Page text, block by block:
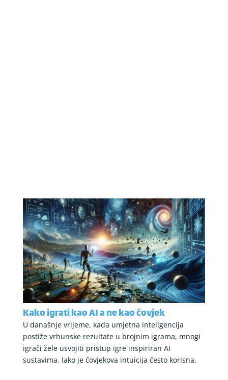
Kako igrati kao AI a ne kao čovjek
U današnje vrijeme, kada umjetna inteligencija
postiže vrhunske rezultate u brojnim igrama, mnogi
igrači žele usvojiti pristup igre inspiriran AI
sustavima. Iako je čovjekova intuicija često korisna,